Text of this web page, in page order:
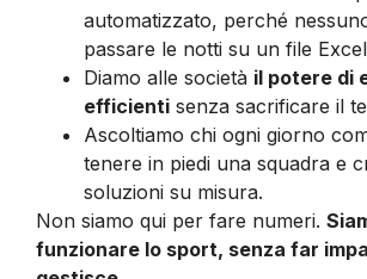
automatizzato, perché
passare le notti su un file
Diamo alle società il potere di
efficienti senza sacrificare il
Ascoltiamo chi ogni giorno
tenere in piedi una squadra e
soluzioni su misura.
Non siamo qui per fare numeri.
funzionare lo sport, senza far